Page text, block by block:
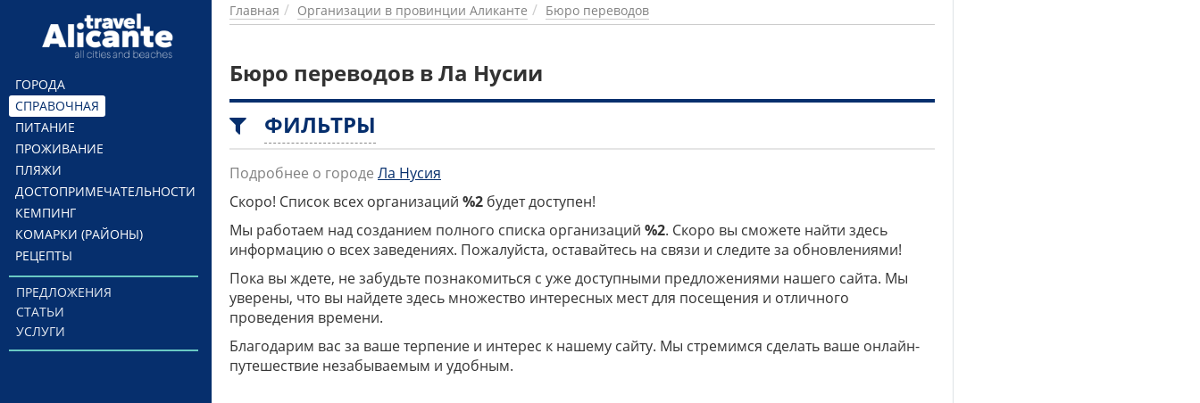
Перейти к основному содержанию
ГОРОДА
СПРАВОЧНАЯ
ПИТАНИЕ
ПРОЖИВАНИЕ
ПЛЯЖИ
ДОСТОПРИМЕЧАТЕЛЬНОСТИ
КЕМПИНГ
КОМАРКИ (РАЙОНЫ)
РЕЦЕПТЫ
ПРЕДЛОЖЕНИЯ
СТАТЬИ
УСЛУГИ
Главная Организации в провинции Аликанте Бюро переводов
Бюро переводов в Ла Нусии
ФИЛЬТРЫ
Подробнее о городе Ла Нусия
Скоро! Список всех организаций %2 будет доступен!
Мы работаем над созданием полного списка организаций %2. Скоро вы сможете найти здесь
информацию о всех заведениях. Пожалуйста, оставайтесь на связи и следите за обновлениями!
Пока вы ждете, не забудьте познакомиться с уже доступными предложениями нашего сайта. Мы
уверены, что вы найдете здесь множество интересных мест для посещения и отличного
проведения времени.
Благодарим вас за ваше терпение и интерес к нашему сайту. Мы стремимся сделать ваше онлайн-
путешествие незабываемым и удобным.